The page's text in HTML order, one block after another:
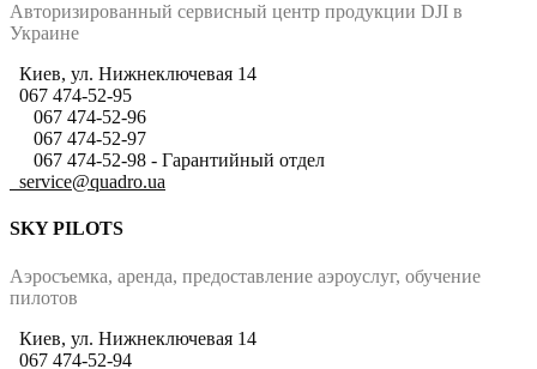
Авторизированный сервисный центр продукции DJI в
Украине​
Киев, ул. Нижнеключевая 14
067 474-52-95
067 474-52-96
067 474-52-97
067 474-52-98 - Гарантийный отдел
service@quadro.ua
SKY PILOTS
Аэросъемка, аренда, предоставление аэроуслуг, обучение
пилотов
Киев, ул. Нижнеключевая 14
067 474-52-94